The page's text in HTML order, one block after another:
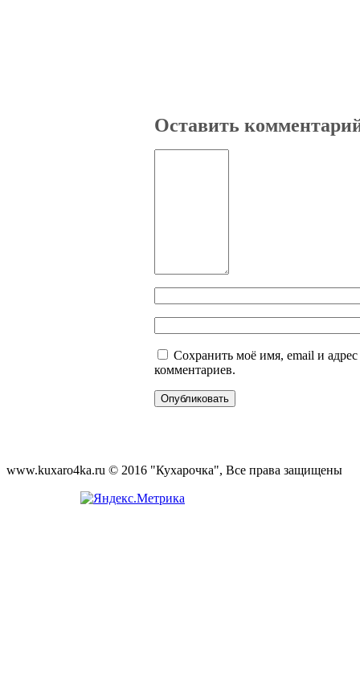
Оставить
Сохранить моё имя, email и
комментариев.
www.kuxaro4ka.ru © 2016 "Кухарочка", Все права защищены